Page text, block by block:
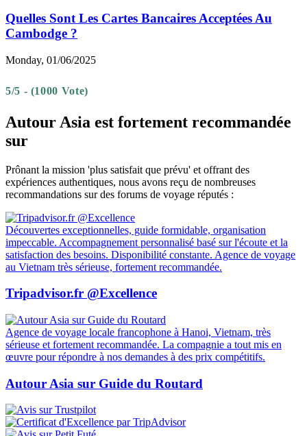
Quelles Sont Les Cartes Bancaires Acceptées Au
Cambodge ?
Monday, 01/06/2025
5/5 - (1000 Vote)
Autour Asia est fortement recommandée
sur
Prônant la mission 'plus satisfait que prévu' et offrant des
expériences authentiques, nous avons reçu de nombreuses
recommandations sur des forums de voyage réputés :
Découvertes exceptionnelles, guide formidable, organisation
impeccable. Accompagnement personnalisé basé sur l'écoute et la
satisfaction des besoins. Disponibilité constante. Agence de voyage
au Vietnam très sérieuse, fortement recommandée.
Tripadvisor.fr @Excellence
Agence de voyage locale francophone à Hanoi, Vietnam, très
sérieuse et fortement recommandée. La compagnie a tout mis en
œuvre pour répondre à nos demandes à des prix compétitifs.
Autour Asia sur Guide du Routard